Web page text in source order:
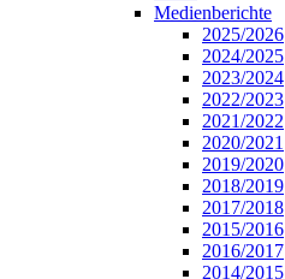
Medienberichte
2025/2026
2024/2025
2023/2024
2022/2023
2021/2022
2020/2021
2019/2020
2018/2019
2017/2018
2015/2016
2016/2017
2014/2015